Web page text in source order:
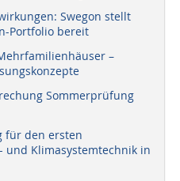
Swegon stellt
Portfolio bereit
–
Sommerprüfung
für den ersten
und Klimasystemtechnik in